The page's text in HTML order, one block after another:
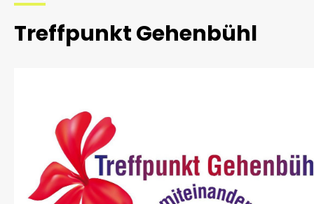
Treffpunkt Gehenbühl